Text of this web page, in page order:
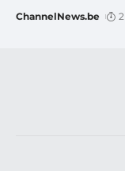
ChannelNews.be